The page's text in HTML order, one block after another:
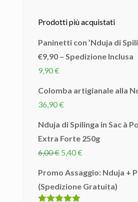
Prodotti più acquistati
Paninetti con ’Nduja di
€9,90 – Spedizione Inclusa
9,90€
Colomba artigianale alla
36,90€
Nduja di Spilinga in Sac à
Extra Forte 250g
6,00€ Il
originale
era:
5,40€Il
attuale
Promo Assaggio: Nduja +
(Spedizione Gratuita)